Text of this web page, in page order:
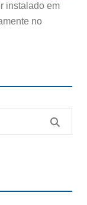
instalado em
no